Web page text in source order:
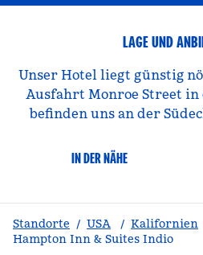
LAGE UND
Unser Hotel liegt günstig
Ausfahrt Monroe Street
befinden uns an der
IN DER NÄHE
Standorte / USA / Kalifornien
Hampton Inn & Suites Indio